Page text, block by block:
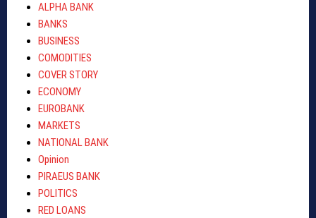
ALPHA BANK
BANKS
BUSINESS
COMODITIES
COVER STORY
ECONOMY
EUROBANK
MARKETS
NATIONAL BANK
Opinion
PIRAEUS BANK
POLITICS
RED LOANS